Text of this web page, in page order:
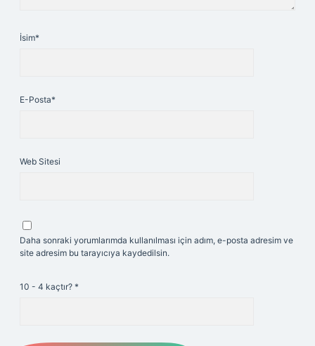
İsim*
E-Posta*
Web Sitesi
Daha sonraki yorumlarımda kullanılması için adım, e-posta adresim ve
site adresim bu tarayıcıya kaydedilsin.
10 - 4 kaçtır? *